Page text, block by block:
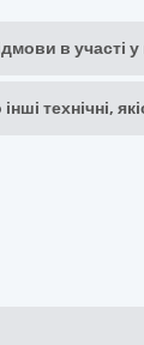
в участі у
технічні,